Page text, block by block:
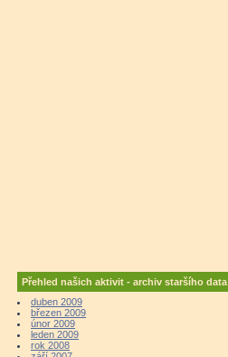
Přehled našich aktivit - archiv staršího data
duben 2009
březen 2009
únor 2009
leden 2009
rok 2008